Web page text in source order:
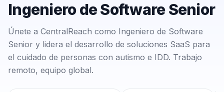
Ingeniero de Software Senior
Únete a CentralReach como Ingeniero de Software
Senior y lidera el desarrollo de soluciones SaaS para
el cuidado de personas con autismo e IDD. Trabajo
remoto, equipo global.